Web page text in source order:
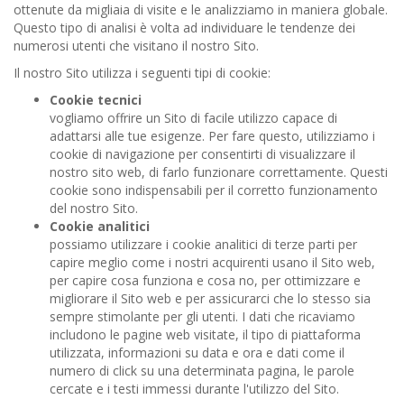
ottenute da migliaia di visite e le analizziamo in maniera globale.
Questo tipo di analisi è volta ad individuare le tendenze dei
numerosi utenti che visitano il nostro Sito.
Il nostro Sito utilizza i seguenti tipi di cookie:
Cookie tecnici
vogliamo offrire un Sito di facile utilizzo capace di
adattarsi alle tue esigenze. Per fare questo, utilizziamo i
cookie di navigazione per consentirti di visualizzare il
nostro sito web, di farlo funzionare correttamente. Questi
cookie sono indispensabili per il corretto funzionamento
del nostro Sito.
Cookie analitici
possiamo utilizzare i cookie analitici di terze parti per
capire meglio come i nostri acquirenti usano il Sito web,
per capire cosa funziona e cosa no, per ottimizzare e
migliorare il Sito web e per assicurarci che lo stesso sia
sempre stimolante per gli utenti. I dati che ricaviamo
includono le pagine web visitate, il tipo di piattaforma
utilizzata, informazioni su data e ora e dati come il
numero di click su una determinata pagina, le parole
cercate e i testi immessi durante l'utilizzo del Sito.